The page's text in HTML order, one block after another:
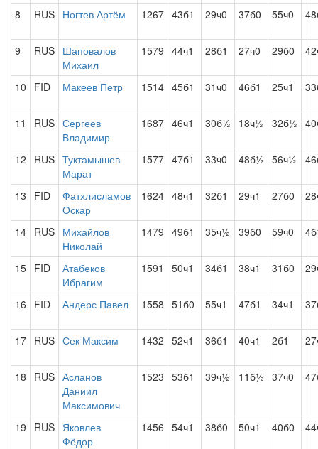
8 RUS Ногтев Артём 1267 43б1 29ч0 37б0 55ч0
9 RUS Шаповалов
Михаил
1579 44ч1 28б1 27ч0 29б0
10 FID Макеев Петр 1514 45б1 31ч0 46б1 25ч1
11 RUS Сергеев
Владимир
1687 46ч1 30б½ 18ч½ 32б½
12 RUS Туктамышев
Марат
1577 47б1 33ч0 48б½ 56ч½
13 FID
Фатхлисламов
Оскар
1624 48ч1 32б1 29ч1 27б0
14 RUS Михайлов
Николай
1479 49б1 35ч½ 39б0 59ч0
15 FID
Атабеков
Ибрагим
1591 50ч1 34б1 38ч1 31б0
16 FID Андерс Павел 1558 51б0 55ч1 47б1 34ч1
17 RUS Сек Максим 1432 52ч1 36б1 40ч1 2б1
18 RUS Асланов
Даниил
Максимович
1523 53б1 39ч½ 11б½ 37ч0
19 RUS Яковлев
Фёдор
1456 54ч1 38б0 50ч1 40б0